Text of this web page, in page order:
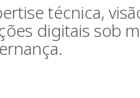
técnica,
digitais sob